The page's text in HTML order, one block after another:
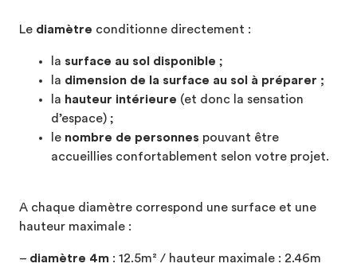
Le diamètre conditionne directement :
la surface au sol disponible ;
la dimension de la surface au sol à préparer ;
la hauteur intérieure (et donc la sensation
d’espace) ;
le nombre de personnes pouvant être
accueillies confortablement selon votre projet.
A chaque diamètre correspond une surface et une
hauteur maximale :
– diamètre 4m : 12.5m² / hauteur maximale : 2.46m